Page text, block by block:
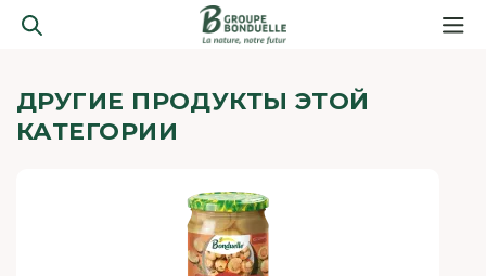
ДРУГИЕ ПРОДУКТЫ ЭТОЙ
КАТЕГОРИИ